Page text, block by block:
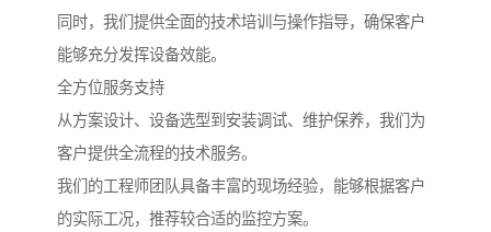
同时，我们提供全面的技术培训与操作指导，确保客户
能够充分发挥设备效能。
全方位服务支持
从方案设计、设备选型到安装调试、维护保养，我们为
客户提供全流程的技术服务。
我们的工程师团队具备丰富的现场经验，能够根据客户
的实际工况，推荐较合适的监控方案。